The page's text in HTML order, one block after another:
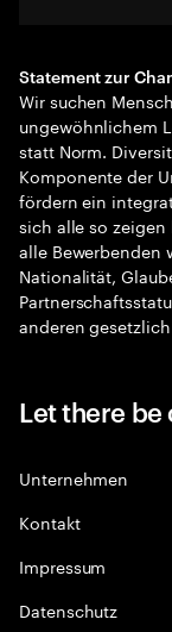
Statement zur
Wir suchen
ungewöhnlichem
statt Norm.
Komponente der
fördern ein
sich alle so
alle Bewerbenden
Nationalität,
anderen
Let there be
Unternehmen
Kontakt
Impressum
Datenschutz